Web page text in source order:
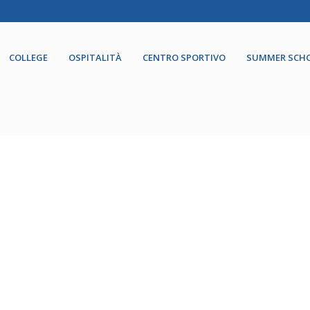
COLLEGE OSPITALITÀ CENTRO SPORTIVO SUMMER